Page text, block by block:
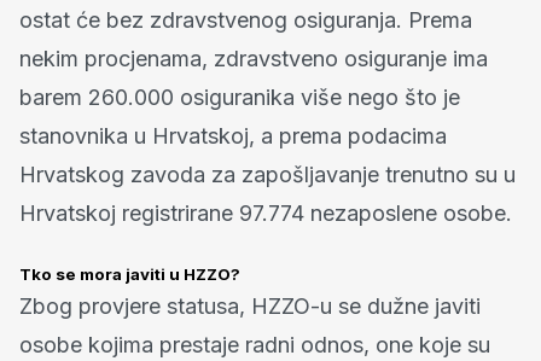
ostat će bez zdravstvenog osiguranja. Prema
nekim procjenama, zdravstveno osiguranje ima
barem 260.000 osiguranika više nego što je
stanovnika u Hrvatskoj, a prema podacima
Hrvatskog zavoda za zapošljavanje trenutno su u
Hrvatskoj registrirane 97.774 nezaposlene osobe.
Tko se mora javiti u HZZO?
Zbog provjere statusa, HZZO-u se dužne javiti
osobe kojima prestaje radni odnos, one koje su